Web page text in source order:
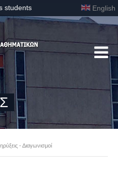
students English
- Διαγωνισμοί